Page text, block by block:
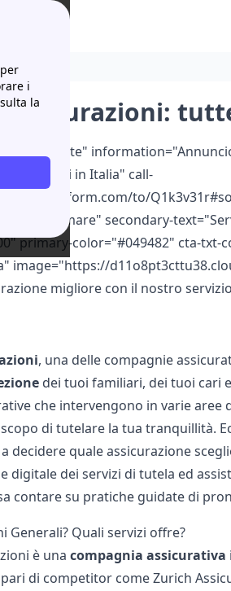
i
la
color="white"
convenienti in Italia" call-
to/
Richiamare" secondary-
primary-color="#049482" cta-
image="https://
migliore con il nostro
, una delle compagnie
dei tuoi familiari, dei tuoi cari
che intervengono in varie
di tutelare la tua tranquillità.
decidere quale assicurazione
digitale dei servizi di tutela ed
contare su pratiche guidate di
Generali? Quali servizi offre?
è una compagnia assicurativa
di competitor comeZurich